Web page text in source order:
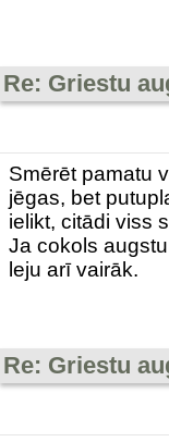
Re: Griestu
Smērēt pamatu
jēgas, bet
ielikt, citādi viss
Ja cokols
leju arī vairāk.
Re: Griestu